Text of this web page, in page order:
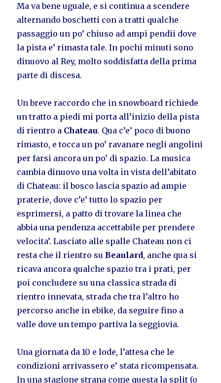
Ma va bene uguale, e si continua a scendere
alternando boschetti con a tratti qualche
passaggio un po’ chiuso ad ampi pendii dove
la pista e’ rimasta tale. In pochi minuti sono
dinuovo al Rey, molto soddisfatta della prima
parte di discesa.
Un breve raccordo che in snowboard richiede
un tratto a piedi mi porta all’inizio della pista
di rientro a Chateau. Qua c’e’ poco di buono
rimasto, e tocca un po’ ravanare negli angolini
per farsi ancora un po’ di spazio. La musica
cambia dinuovo una volta in vista dell’abitato
di Chateau: il bosco lascia spazio ad ampie
praterie, dove c’e’ tutto lo spazio per
esprimersi, a patto di trovare la linea che
abbia una pendenza accettabile per prendere
velocita’. Lasciato alle spalle Chateau non ci
resta che il rientro suBeaulard, anche qua si
ricava ancora qualche spazio tra i prati, per
poi concludere su una classica strada di
rientro innevata, strada che tra l’altro ho
percorso anche in ebike, da seguire fino a
valle dove un tempo partiva la seggiovia.
Una giornata da 10 e lode, l’attesa che le
condizioni arrivassero e’ stata ricompensata.
In una stagione strana come questa la split (o